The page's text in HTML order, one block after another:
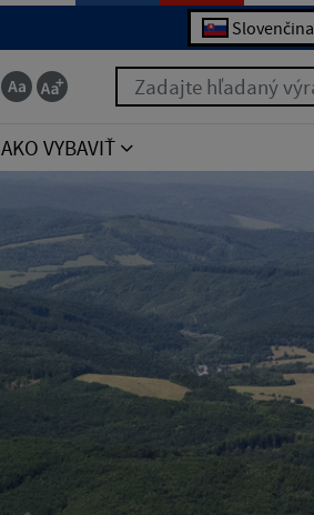
Slovenčina
Zadajte hľadaný výraz
AKO VYBAVIŤ